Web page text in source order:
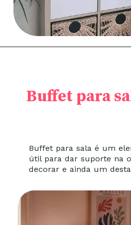
Buffet para sala é um
útil para dar suporte na
decorar e ainda um
Buffet para